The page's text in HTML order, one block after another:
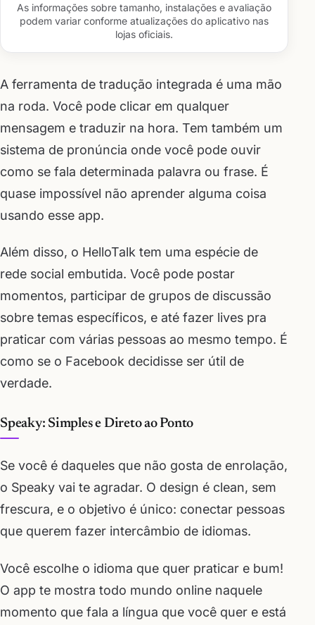
As informações sobre tamanho, instalações e avaliação
podem variar conforme atualizações do aplicativo nas
lojas oficiais.
A ferramenta de tradução integrada é uma mão
na roda. Você pode clicar em qualquer
mensagem e traduzir na hora. Tem também um
sistema de pronúncia onde você pode ouvir
como se fala determinada palavra ou frase. É
quase impossível não aprender alguma coisa
usando esse app.
Além disso, o HelloTalk tem uma espécie de
rede social embutida. Você pode postar
momentos, participar de grupos de discussão
sobre temas específicos, e até fazer lives pra
praticar com várias pessoas ao mesmo tempo. É
como se o Facebook decidisse ser útil de
verdade.
Speaky: Simples e Direto ao Ponto
Se você é daqueles que não gosta de enrolação,
o Speaky vai te agradar. O design é clean, sem
frescura, e o objetivo é único: conectar pessoas
que querem fazer intercâmbio de idiomas.
Você escolhe o idioma que quer praticar e bum!
O app te mostra todo mundo online naquele
momento que fala a língua que você quer e está